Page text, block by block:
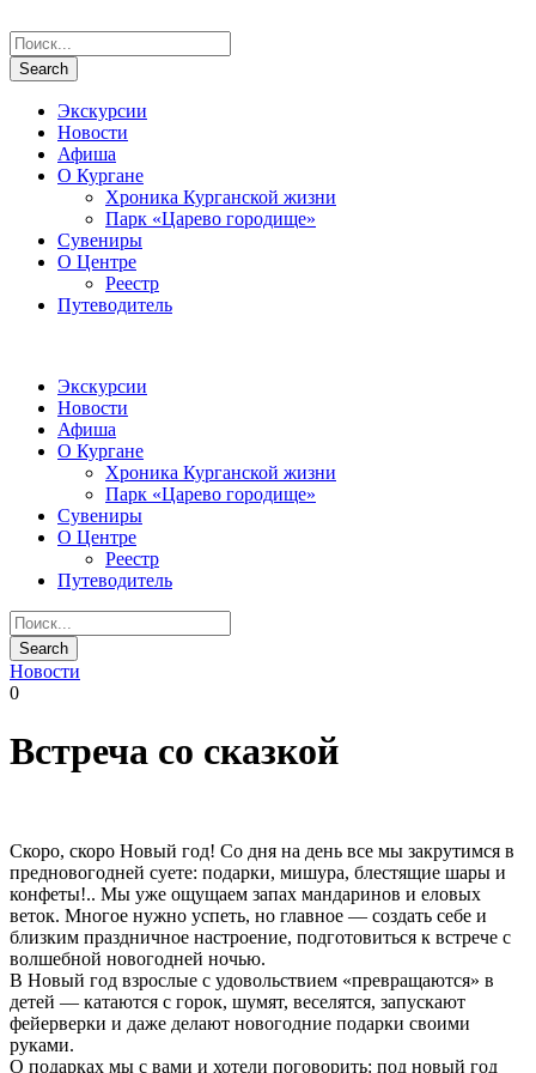
Экскурсии
Новости
Афиша
О Кургане
Хроника Курганской жизни
Парк «Царево городище»
Сувениры
О Центре
Реестр
Путеводитель
Экскурсии
Новости
Афиша
О Кургане
Хроника Курганской жизни
Парк «Царево городище»
Сувениры
О Центре
Реестр
Путеводитель
Новости
0
Встреча со сказкой
Скоро, скоро Новый год! Со дня на день все мы закрутимся в
предновогодней суете: подарки, мишура, блестящие шары и
конфеты!.. Мы уже ощущаем запах мандаринов и еловых
веток. Многое нужно успеть, но главное — создать себе и
близким праздничное настроение, подготовиться к встрече с
волшебной новогодней ночью.
В Новый год взрослые с удовольствием «превращаются» в
детей — катаются с горок, шумят, веселятся, запускают
фейерверки и даже делают новогодние подарки своими
руками.
О подарках мы с вами и хотели поговорить: под новый год